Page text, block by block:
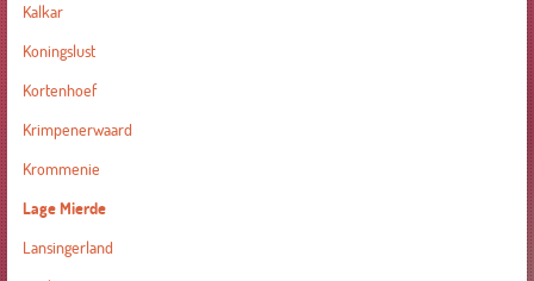
Kalkar
Koningslust
Kortenhoef
Krimpenerwaard
Krommenie
Lage Mierde
Lansingerland